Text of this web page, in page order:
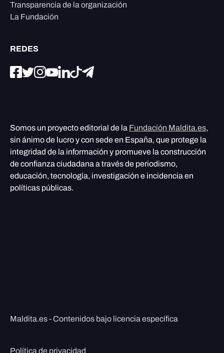
Transparencia de la organización
La Fundación
REDES
Somos un proyecto editorial de la Fundación Maldita.es,
sin ánimo de lucro y con sede en España, que protege la
integridad de la información y promueve la construcción
de confianza ciudadana a través de periodismo,
educación, tecnología, investigación e incidencia en
políticas públicas.
Maldita.es - Contenidos bajo licencia específica
Política de privacidad